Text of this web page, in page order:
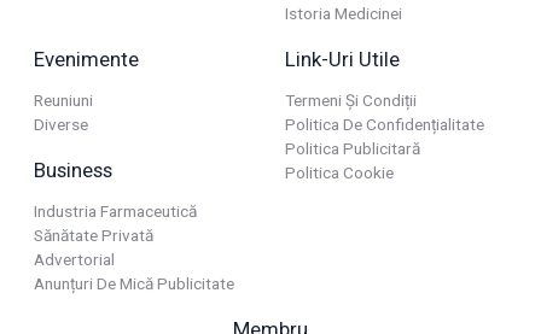
Istoria Medicinei
Evenimente
Reuniuni
Diverse
Business
Industria Farmaceutică
Sănătate Privată
Advertorial
Anunțuri De Mică Publicitate
Link-Uri Utile
Termeni Și Condiții
Politica De Confidențialitate
Politica Publicitară
Politica Cookie
Membru